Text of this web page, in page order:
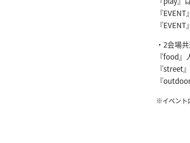
『
『
・2会場
『food
『street
『
※イベント